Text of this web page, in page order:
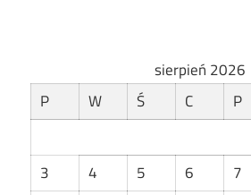
sierpień 2026
P
W Ś C P
3
4 5 6 7